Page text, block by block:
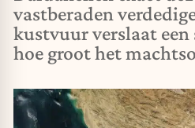
vastberaden
kustvuur verslaat
hoe groot het